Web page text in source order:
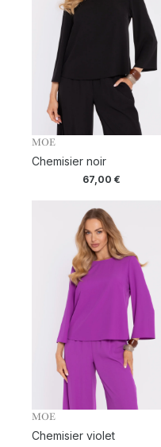
MOE
Chemisier noir
67,00 €
MOE
Chemisier violet